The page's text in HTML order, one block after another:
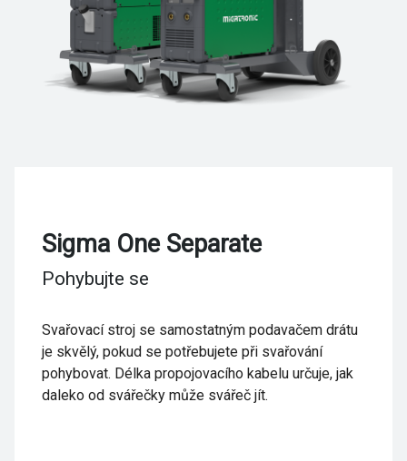
Sigma One Separate
Pohybujte se
Svařovací stroj se samostatným podavačem drátu
je skvělý, pokud se potřebujete při svařování
pohybovat. Délka propojovacího kabelu určuje, jak
daleko od svářečky může svářeč jít.